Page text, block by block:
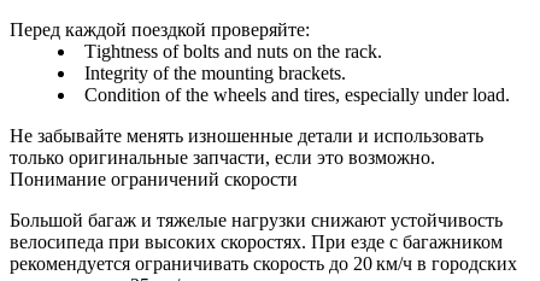
Перед каждой поездкой проверяйте:
Тightness of bolts and nuts on the rack.
Integrity of the mounting brackets.
Condition of the wheels and tires, especially under load.
Не забывайте менять изношенные детали и использовать
только оригинальные запчасти, если это возможно.
Понимание ограничений скорости
Большой багаж и тяжелые нагрузки снижают устойчивость
велосипеда при высоких скоростях. При езде с багажником
рекомендуется ограничивать скорость до 20 км/ч в городских